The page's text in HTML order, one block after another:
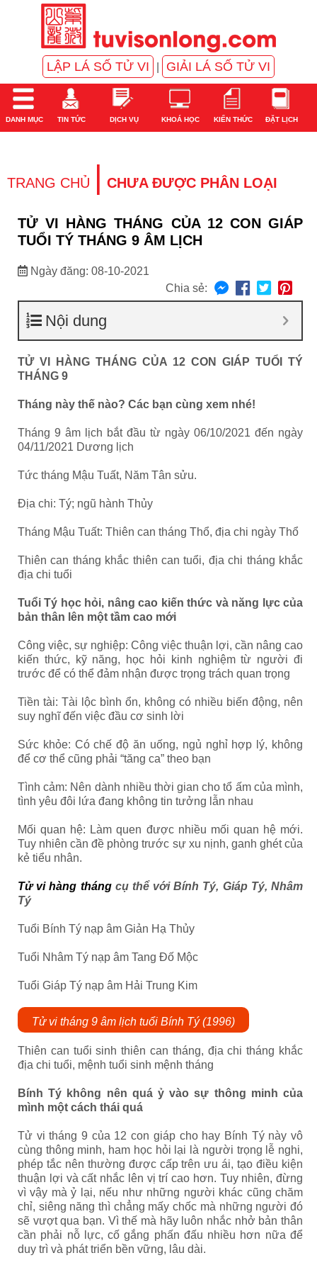
LẬP LÁ SỐ TỬ VI GIẢI LÁ SỐ TỬ VI
DANH MỤC TIN TỨC DỊCH VỤ KHOÁ HỌC KIẾN THỨC ĐẶT LỊCH
TRANG CHỦ | CHƯA ĐƯỢC PHÂN LOẠI
TỬ VI HÀNG THÁNG CỦA 12 CON GIÁP
TUỔI TÝ THÁNG 9 ÂM LỊCH
Ngày đăng: 08-10-2021
Chia sẻ:
Nội dung
TỬ VI HÀNG THÁNG CỦA 12 CON GIÁP TUỔI TÝ
THÁNG 9
Tháng này thế nào? Các bạn cùng xem nhé!
Tháng 9 âm lịch bắt đầu từ ngày 06/10/2021 đến ngày
04/11/2021 Dương lịch
Tức tháng Mậu Tuất, Năm Tân sửu.
Địa chi: Tý; ngũ hành Thủy
Tháng Mậu Tuất: Thiên can tháng Thổ, địa chi ngày Thổ
Thiên can tháng khắc thiên can tuổi, địa chi tháng khắc
địa chi tuổi
Tuổi Tý học hỏi, nâng cao kiến thức và năng lực của
bản thân lên một tầm cao mới
Công việc, sự nghiệp: Công việc thuận lợi, cần nâng cao
kiến thức, kỹ năng, học hỏi kinh nghiệm từ người đi
trước để có thể đảm nhận được trọng trách quan trọng
Tiền tài: Tài lộc bình ổn, không có nhiều biến động, nên
suy nghĩ đến việc đầu cơ sinh lời
Sức khỏe: Có chế độ ăn uống, ngủ nghỉ hợp lý, không
để cơ thể cũng phải “tăng ca” theo bạn
Tình cảm: Nên dành nhiều thời gian cho tổ ấm của mình,
tình yêu đôi lứa đang không tin tưởng lẫn nhau
Mối quan hệ: Làm quen được nhiều mối quan hệ mới.
Tuy nhiên cần đề phòng trước sự xu nịnh, ganh ghét của
kẻ tiểu nhân.
Tử vi hàng thángcụ thể với Bính Tý, Giáp Tý, Nhâm
Tý
Tuổi Bính Tý nạp âm Giản Hạ Thủy
Tuổi Nhâm Tý nạp âm Tang Đố Mộc
Tuổi Giáp Tý nạp âm Hải Trung Kim
Tử vi tháng 9 âm lịch tuổi Bính Tý (1996)
Thiên can tuổi sinh thiên can tháng, địa chi tháng khắc
địa chi tuổi, mệnh tuổi sinh mệnh tháng
Bính Tý không nên quá ỷ vào sự thông minh của
mình một cách thái quá
Tử vi tháng 9 của 12 con giáp cho hay Bính Tý này vô
cùng thông minh, ham học hỏi lại là người trọng lễ nghi,
phép tắc nên thường được cấp trên ưu ái, tạo điều kiện
thuận lợi và cất nhắc lên vị trí cao hơn. Tuy nhiên, đừng
vì vậy mà ỷ lại, nếu như những người khác cũng chăm
chỉ, siêng năng thì chẳng mấy chốc mà những người đó
sẽ vượt qua bạn. Vì thế mà hãy luôn nhắc nhở bản thân
cần phải nỗ lực, cố gắng phấn đấu nhiều hơn nữa để
duy trì và phát triển bền vững, lâu dài.